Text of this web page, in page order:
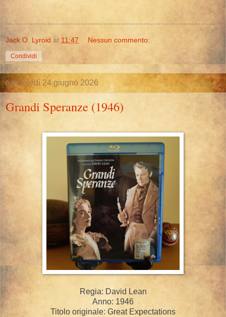
Jack O. Lyroid at 11:47 Nessun commento:
Condividi
mercoledì 24 giugno 2026
Grandi Speranze (1946)
Regia: David Lean
Anno: 1946
Titolo originale: Great Expectations